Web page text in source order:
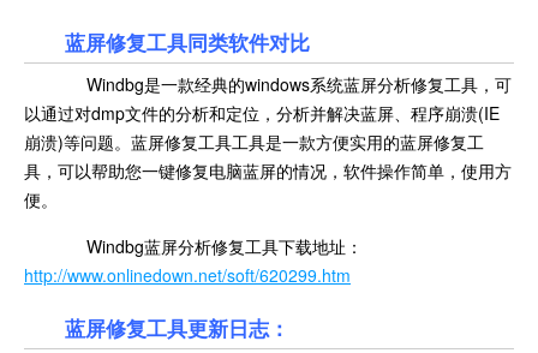
蓝屏修复工具同类软件对比
Windbg是一款经典的windows系统蓝屏分析修复工具，可
以通过对dmp文件的分析和定位，分析并解决蓝屏、程序崩溃(IE
崩溃)等问题。蓝屏修复工具工具是一款方便实用的蓝屏修复工
具，可以帮助您一键修复电脑蓝屏的情况，软件操作简单，使用方
便。
Windbg蓝屏分析修复工具下载地址：
http://www.onlinedown.net/soft/620299.htm
蓝屏修复工具更新日志：